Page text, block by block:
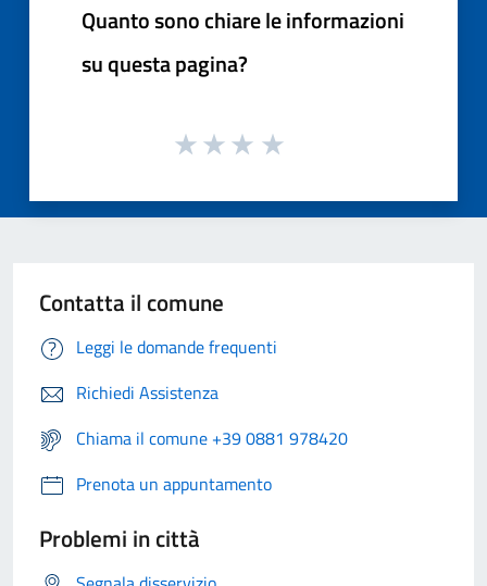
Quanto sono chiare le informazioni
su questa pagina?
Contatta il comune
Leggi le domande frequenti
Richiedi Assistenza
Chiama il comune +39 0881 978420
Prenota un appuntamento
Problemi in città